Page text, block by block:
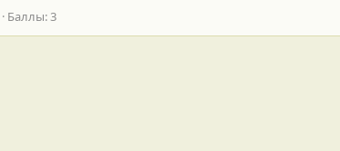
Баллы 3